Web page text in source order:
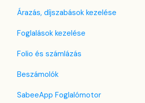
Kulcsfájl kezelés
Két-faktoros autentikáció (2FA)
Bejelentkezés a SabeeApp fiókba
Árazás, díjszabások kezelése
Díjszabás beállítások
Árttípusok Engedélyezése / Tiltása
CTA / CTD
Kuponok
Foglalások kezelése
Kezdőlap
Naptárnézet
Foglalási adatlap
Folio és számlázás
Folio kezelése
Számlákkal kapcsolatos tudnivalók
Beszámolók
Front Office Beszámolók
SabeeApp Foglalómotor